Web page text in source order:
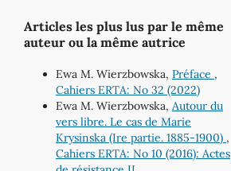
Articles les plus lus par le même
auteur ou la même autrice
Ewa M. Wierzbowska, Préface ,
Cahiers ERTA: No 32 (2022)
Ewa M. Wierzbowska, Autour du
vers libre. Le cas de Marie
Krysinska (Ire partie. 1885-1900) ,
Cahiers ERTA: No 10 (2016): Actes